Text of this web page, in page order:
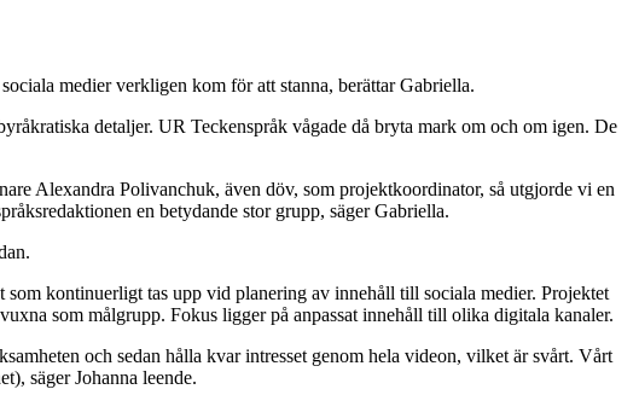
medier verkligen kom för att stanna, berättar Gabriella.
detaljer. UR Teckenspråk vågade då bryta mark om och om igen. De
Alexandra Polivanchuk, även döv, som projektkoordinator, så utgjorde vi en
en betydande stor grupp, säger Gabriella.
kontinuerligt tas upp vid planering av innehåll till sociala medier. Projektet
som målgrupp. Fokus ligger på anpassat innehåll till olika digitala kanaler.
och sedan hålla kvar intresset genom hela videon, vilket är svårt. Vårt
säger Johanna leende.